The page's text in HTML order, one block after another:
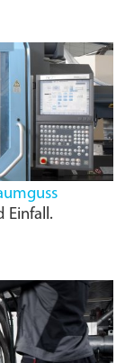
Einfall.